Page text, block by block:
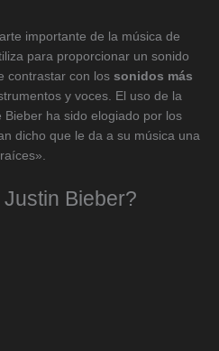
importante de la música de
para proporcionar un sonido
contrastar con los sonidos más
y voces. El uso de la
ha sido elogiado por los
dicho que le da a su música una
Bieber?